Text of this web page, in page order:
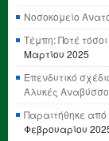
Νοσοκομείο
Τέμπη: Ποτέ
Μαρτίου 2025
Επενδυτικό
Αλυκές
Παραιτήθηκε
Φεβρουαρίου